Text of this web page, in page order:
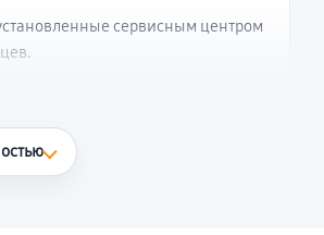
сервисным центром
гарантийным случаем